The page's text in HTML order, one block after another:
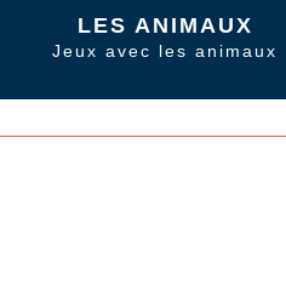
LES ANIMAUX
Jeux avec les animaux